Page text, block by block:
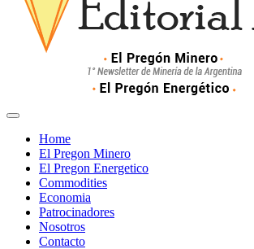
Home
El Pregon Minero
El Pregon Energetico
Commodities
Economia
Patrocinadores
Nosotros
Contacto